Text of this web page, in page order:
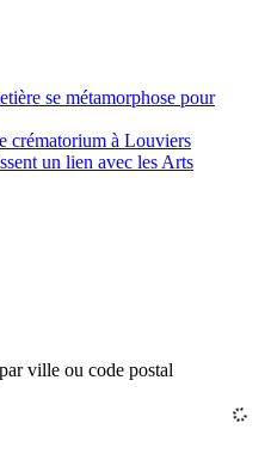
se métamorphose pour
crématorium à Louviers
un lien avec les Arts
ville ou code postal